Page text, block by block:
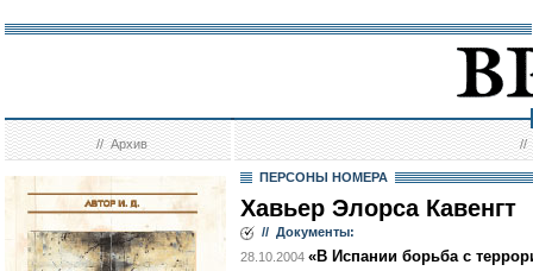
//Архив //
ПЕРСОНЫ НОМЕРА
Хавьер Элорса Кавенгт
// Документы:
28.10.2004 «В Испании борьба с